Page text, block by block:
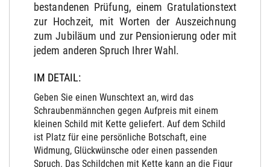
bestandenen Prüfung, einem Gratulationstext
zur Hochzeit, mit Worten der Auszeichnung
zum Jubiläum und zur Pensionierung oder mit
jedem anderen Spruch Ihrer Wahl.
IM DETAIL:
Geben Sie einen Wunschtext an, wird das
Schraubenmännchen gegen Aufpreis mit einem
kleinen Schild mit Kette geliefert. Auf dem Schild
ist Platz für eine persönliche Botschaft, eine
Widmung, Glückwünsche oder einen passenden
Spruch. Das Schildchen mit Kette kann an die Figur